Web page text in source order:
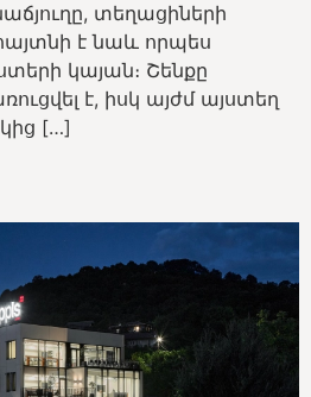
տեղացիների
հայտնի է նաև որպես
կայան։ Շենքը
է, իսկ այժմ այստեղ
[…]